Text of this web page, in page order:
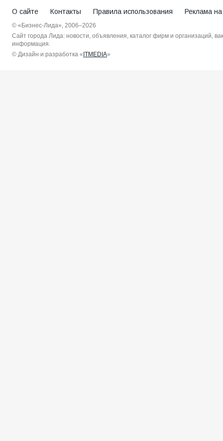
О сайте Контакты Правила использования Реклама
© «Бизнес-Лида», 2006–2026
Сайт города Лида: новости, объявления, каталог фирм и организаций,
информация.
© Дизайн и разработка « ITMEDIA»